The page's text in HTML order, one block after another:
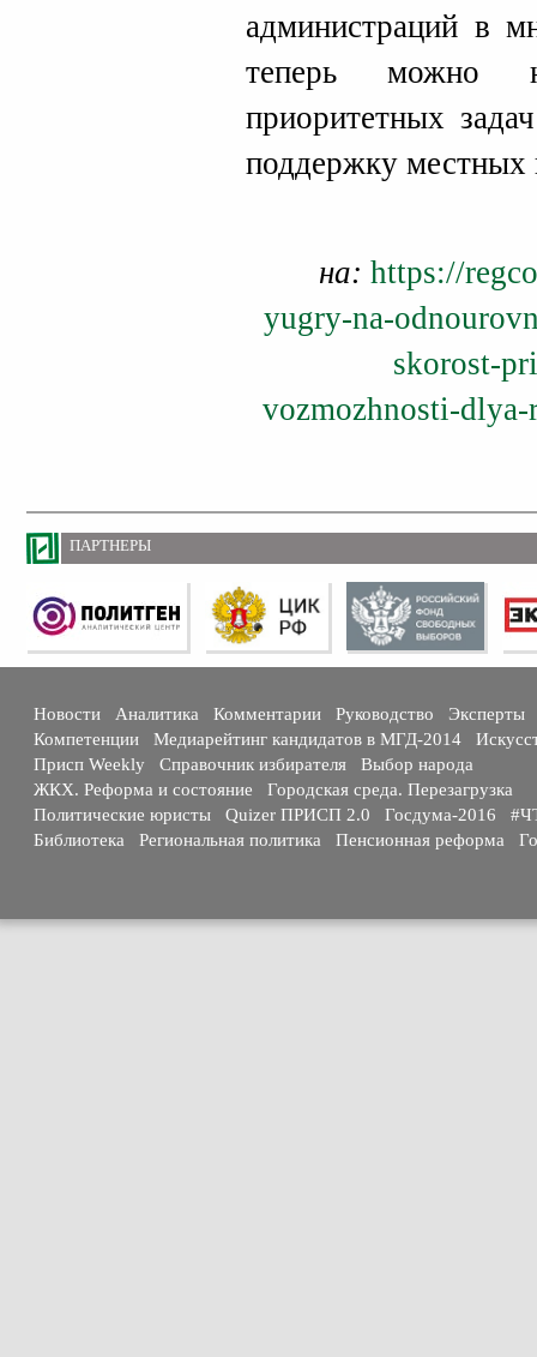
администраций в
теперь можно
приоритетных
поддержку местных
на: https://
yugry-na-
skorost-
vozmozhnosti-
ПАРТНЕРЫ
Новости Аналитика Комментарии Руководство
Эксперты
Компетенции
Медиарейтинг кандидатов в МГД-2014
Присп Weekly
Справочник избирателя
Выбор народа
ЖКХ. Реформа и состояние
Городская среда. Перезагрузка
Политические юристы
Quizer ПРИСП 2.0 Госдума-2016
Библиотека
Региональная политика Пенсионная реформа